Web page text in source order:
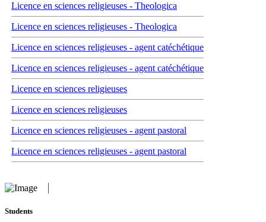
Licence en sciences religieuses - Theologica
Licence en sciences religieuses - Theologica
Licence en sciences religieuses - agent catéchétique
Licence en sciences religieuses - agent catéchétique
Licence en sciences religieuses
Licence en sciences religieuses
Licence en sciences religieuses - agent pastoral
Licence en sciences religieuses - agent pastoral
Students